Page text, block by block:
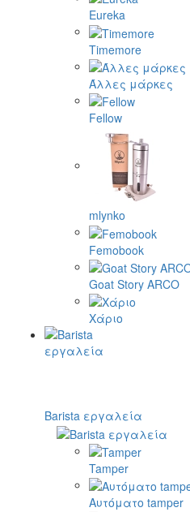
Eureka
Timemore
Άλλες μάρκες
Fellow
mlynko
Femobook
Goat Story ARCO
Χάριο
Barista εργαλεία
Tamper
Αυτόματο tamper